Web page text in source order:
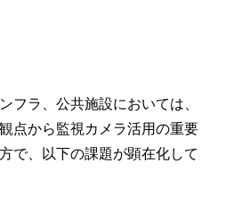
フラ、公共施設においては、
点から監視カメラ活用の重要
で、以下の課題が顕在化して